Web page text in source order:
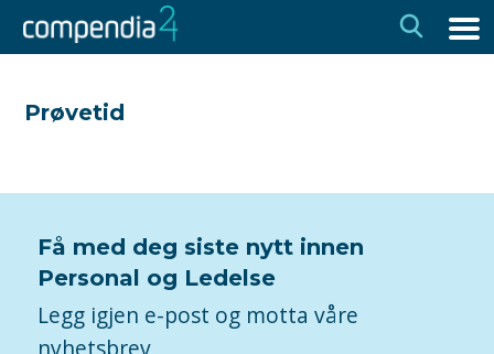
Prøvetid
Få med deg siste nytt innen
Personal og Ledelse
Legg igjen e-post og motta våre
nyhetsbrev